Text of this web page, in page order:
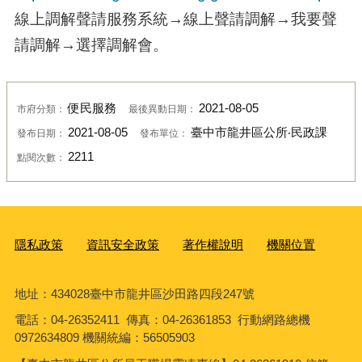
線上調解聲請服務系統→線上聲請調解→我要聲
請調解→選擇調解會。
市府分類：便民服務 最後異動日期： 2021-08-05
發布日期： 2021-08-05 發布單位： 臺中市龍井區公所‧民政課
點閱次數： 2211
隱私政策 資訊安全政策 著作權說明 機關位置
地址：434028臺中市龍井區沙田路四段247號
電話：04-26352411 傳真：04-26361853 行動網路總機
0972634809 機關統編：56505903